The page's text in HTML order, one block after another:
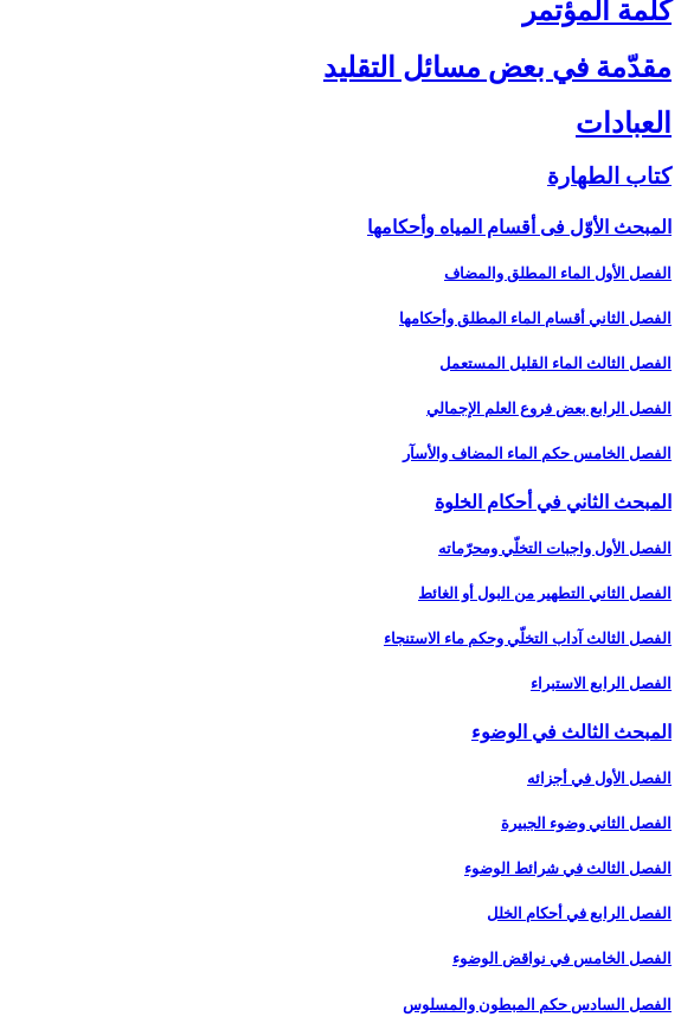
كلمة المؤتمر
مقدّمة في بعض مسائل التقليد
العبادات‏
كتاب الطهارة
المبحث الأوّل فى أقسام المياه وأحكامها
الفصل الأول الماء المطلق والمضاف‏
الفصل الثاني أقسام الماء المطلق وأحكامها
الفصل الثالث الماء القليل المستعمل‏
الفصل الرابع بعض فروع العلم الإجمالي‏
الفصل الخامس حكم الماء المضاف والأسآر
المبحث الثاني في أحكام الخلوة
الفصل الأول واجبات التخلّي ومحرّماته‏
الفصل الثاني التطهير من البول أو الغائط
الفصل الثالث آداب التخلّي وحكم ماء الاستنجاء
الفصل الرابع الاستبراء
المبحث الثالث في الوضوء
الفصل الأول في أجزائه‏
الفصل الثاني وضوء الجبيرة
الفصل الثالث في شرائط الوضوء
الفصل الرابع في أحكام الخلل
الفصل الخامس في نواقض الوضوء
الفصل السادس حكم المبطون والمسلوس‏